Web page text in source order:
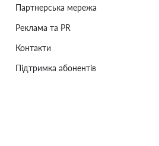
Партнерська мережа
Реклама та PR
Контакти
Підтримка абонентів